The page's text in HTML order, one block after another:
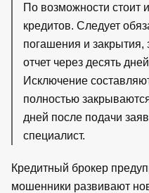
По возможности стоит
кредитов. Следует
погашения и закрытия,
отчет через десять
Исключение
полностью
дней после подачи
специалист.
Кредитный брокер
мошенники развивают